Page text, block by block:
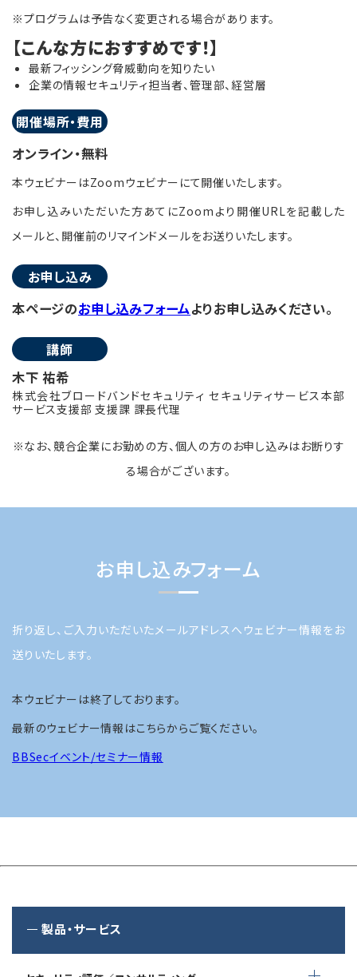
※プログラムは予告なく変更される場合があります。
【こんな方におすすめです！】
最新フィッシング脅威動向を知りたい
企業の情報セキュリティ担当者、管理部、経営層
開催場所・費用
オンライン・無料
本ウェビナーはZoomウェビナーにて開催いたします。
お申し込みいただいた方あてにZoomより開催URLを記載した
メールと、開催前のリマインドメールをお送りいたします。
お申し込み
本ページのお申し込みフォームよりお申し込みください。
講師
木下 祐希
株式会社ブロードバンドセキュリティ セキュリティサービス本部
サービス支援部 支援課 課長代理
※なお、競合企業にお勤めの方、個人の方のお申し込みはお断りす
る場合がございます。
お申し込みフォーム
折り返し、ご入力いただいたメールアドレスへウェビナー情報をお
送りいたします。
本ウェビナーは終了しております。
最新のウェビナー情報はこちらからご覧ください。
BBSecイベント/セミナー情報
製品・サービス